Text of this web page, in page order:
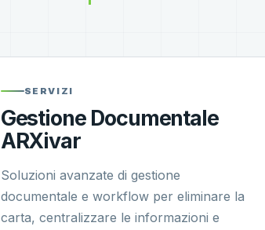
SERVIZI
Gestione Documentale
ARXivar
Soluzioni avanzate di gestione
documentale e workflow per eliminare la
carta, centralizzare le informazioni e